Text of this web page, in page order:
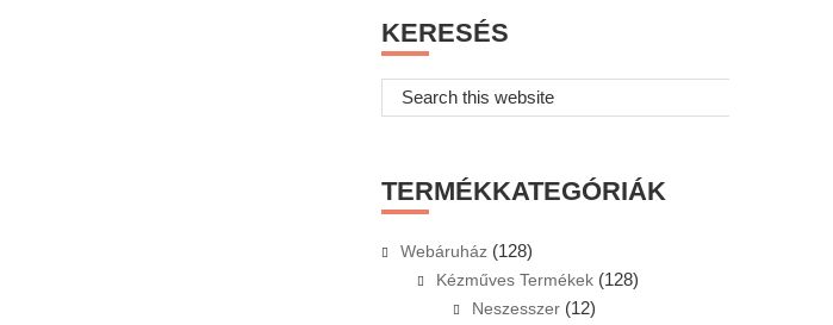
KERESÉS
Search
this
TERMÉKKATEGÓRIÁK
Webáruház (128)
Kézműves Termékek (128)
Neszesszer (12)